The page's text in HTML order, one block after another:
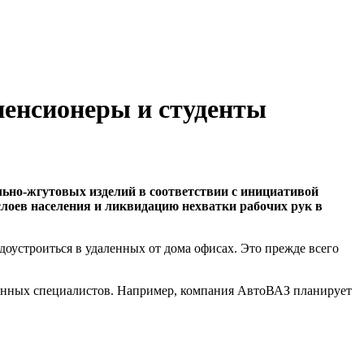
и студенты
жгутовых изделий в соответствии с инициативой
населения и ликвидацию нехватки рабочих рук в
в удаленных от дома офисах. Это прежде всего
специалистов. Например, компания АвтоВАЗ планирует